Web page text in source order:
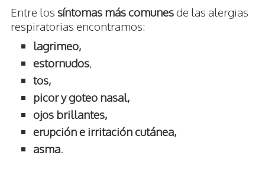
Entre los síntomas más comunesde las alergias
respiratorias encontramos:
lagrimeo,
estornudos,
tos,
picor y goteo nasal,
ojos brillantes,
erupción e irritación cutánea,
asma.